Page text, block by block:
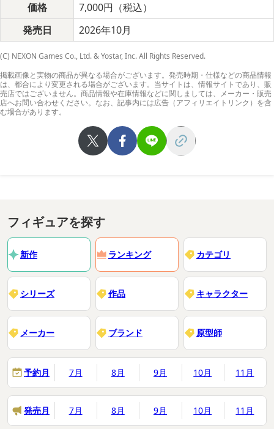
価格
7,000円（税込）
発売日
2026年10月
(C) NEXON Games Co., Ltd. & Yostar, Inc. All Rights Reserved.
掲載画像と実物の商品が異なる場合がございます。発売時期・仕様などの商品情報
は、都合により変更される場合がございます。当サイトは、情報サイトであり、販
売店ではございません。商品情報や在庫情報などに関しましては、メーカー・販売
店へお問い合わせください。なお、記事内には広告（アフィリエイトリンク）を含
む場合があります。
フィギュアを探す
新作 ランキング カテゴリ
シリーズ 作品 キャラクター
メーカー ブランド 原型師
予約月 7月 8月 9月 10月 11月
発売月 7月 8月 9月 10月 11月